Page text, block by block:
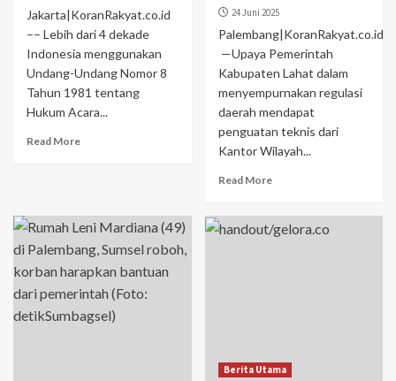
Jakarta|KoranRakyat.co.id
–– Lebih dari 4 dekade
Indonesia menggunakan
Undang-Undang Nomor 8
Tahun 1981 tentang
Hukum Acara...
Read More
24 Juni 2025
Palembang|KoranRakyat.co.id
—Upaya Pemerintah
Kabupaten Lahat dalam
menyempurnakan regulasi
daerah mendapat
penguatan teknis dari
Kantor Wilayah...
Read More
Berita Utama